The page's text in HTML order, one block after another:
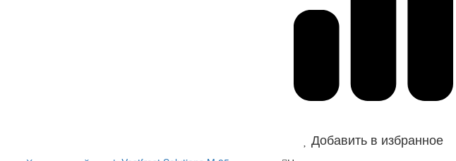
Добавить в избранное